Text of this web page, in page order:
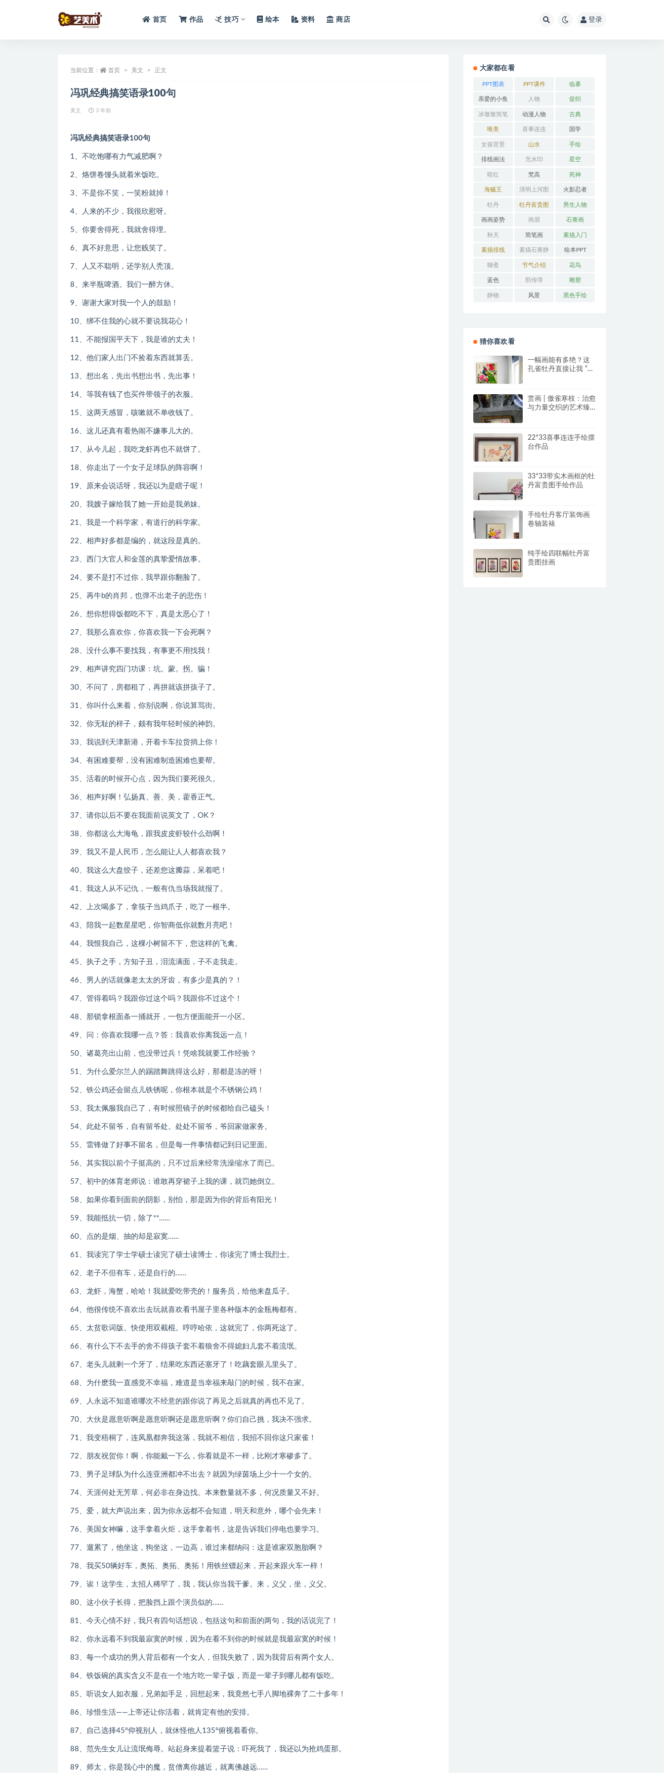
首页 作品 技巧 绘本 资料 商店 登录
当前位置： 首页 美文 正文
冯巩经典搞笑语录100句
美文 3 年前
冯巩经典搞笑语录100句
1、不吃饱哪有力气减肥啊？
2、烙饼卷馒头就着米饭吃。
3、不是你不笑，一笑粉就掉！
4、人来的不少，我很欣慰呀。
5、你要舍得死，我就舍得埋。
6、真不好意思，让您贱笑了。
7、人又不聪明，还学别人秃顶。
8、来半瓶啤酒。我们一醉方休。
9、谢谢大家对我一个人的鼓励！
10、绑不住我的心就不要说我花心！
11、不能报国平天下，我是谁的丈夫！
12、他们家人出门不捡着东西就算丢。
13、想出名，先出书想出书，先出事！
14、等我有钱了也买件带领子的衣服。
15、这两天感冒，咳嗽就不单收钱了。
16、这儿还真有看热闹不嫌事儿大的。
17、从今儿起，我吃龙虾再也不就饼了。
18、你走出了一个女子足球队的阵容啊！
19、原来会说话呀，我还以为是瞎子呢！
20、我嫂子嫁给我了她一开始是我弟妹。
21、我是一个科学家，有道行的科学家。
22、相声好多都是编的，就这段是真的。
23、西门大官人和金莲的真挚爱情故事。
24、要不是打不过你，我早跟你翻脸了。
25、再牛b的肖邦，也弹不出老子的悲伤！
26、想你想得饭都吃不下，真是太恶心了！
27、我那么喜欢你，你喜欢我一下会死啊？
28、没什么事不要找我，有事更不用找我！
29、相声讲究四门功课：坑。蒙。拐。骗！
30、不问了，房都租了，再拼就该拼孩子了。
31、你叫什么来着，你别说啊，你说算骂街。
32、你无耻的样子，颇有我年轻时候的神韵。
33、我说到天津新港，开着卡车拉货捎上你！
34、有困难要帮，没有困难制造困难也要帮。
35、活着的时候开心点，因为我们要死很久。
36、相声好啊！弘扬真、善、美，藿香正气。
37、请你以后不要在我面前说英文了，OK？
38、你都这么大海龟，跟我皮皮虾较什么劲啊！
39、我又不是人民币，怎么能让人人都喜欢我？
40、我这么大盘饺子，还差您这瓣蒜，呆着吧！
41、我这人从不记仇，一般有仇当场我就报了。
42、上次喝多了，拿筷子当鸡爪子，吃了一根半。
43、陪我一起数星星吧，你智商低你就数月亮吧！
44、我恨我自己，这棵小树留不下，您这样的飞禽。
45、执子之手，方知子丑，泪流满面，子不走我走。
46、男人的话就像老太太的牙齿，有多少是真的？！
47、管得着吗？我跟你过这个吗？我跟你不过这个！
48、那锁拿根面条一捅就开，一包方便面能开一小区。
49、问：你喜欢我哪一点？答：我喜欢你离我远一点！
50、诸葛亮出山前，也没带过兵！凭啥我就要工作经验？
51、为什么爱尔兰人的踢踏舞跳得这么好，那都是冻的呀！
52、铁公鸡还会留点儿铁锈呢，你根本就是个不锈钢公鸡！
53、我太佩服我自己了，有时候照镜子的时候都给自己磕头！
54、此处不留爷，自有留爷处。处处不留爷，爷回家做家务。
55、雷锋做了好事不留名，但是每一件事情都记到日记里面。
56、其实我以前个子挺高的，只不过后来经常洗澡缩水了而已。
57、初中的体育老师说：谁敢再穿裙子上我的课，就罚她倒立。
58、如果你看到面前的阴影，别怕，那是因为你的背后有阳光！
59、我能抵抗一切，除了**……
60、点的是烟、抽的却是寂寞……
61、我读完了学士学硕士读完了硕士读博士，你读完了博士我烈士。
62、老子不但有车，还是自行的……
63、龙虾，海蟹，哈哈！我就爱吃带壳的！服务员，给他来盘瓜子。
64、他很传统不喜欢出去玩就喜欢看书屋子里各种版本的金瓶梅都有。
65、太贫歌词版。快使用双截棍。哼哼哈依，这就完了，你两死这了。
66、有什么下不去手的舍不得孩子套不着狼舍不得媳妇儿套不着流氓。
67、老头儿就剩一个牙了，结果吃东西还塞牙了！吃藕套眼儿里头了。
68、为什麽我一直感觉不幸福，难道是当幸福来敲门的时候，我不在家。
69、人永远不知道谁哪次不经意的跟你说了再见之后就真的再也不见了。
70、大伙是愿意听啊是愿意听啊还是愿意听啊？你们自己挑，我决不强求。
71、我变梧桐了，连凤凰都奔我这落，我就不相信，我招不回你这只家雀！
72、朋友祝贺你！啊，你能戴一下么，你看就是不一样，比刚才寒碜多了。
73、男子足球队为什么连亚洲都冲不出去？就因为绿茵场上少十一个女的。
74、天涯何处无芳草，何必非在身边找。本来数量就不多，何况质量又不好。
75、爱，就大声说出来，因为你永远都不会知道，明天和意外，哪个会先来！
76、美国女神嘛，这手拿着火炬，这手拿着书，这是告诉我们停电也要学习。
77、遛累了，他坐这，狗坐这，一边高，谁过来都纳闷：这是谁家双胞胎啊？
78、我买50辆好车，奥拓、奥拓、奥拓！用铁丝镖起来，开起来跟火车一样！
79、诶！这学生，太招人稀罕了，我，我认你当我干爹。来，义父，坐，义父。
80、这小伙子长得，把脸挡上跟个演员似的……
81、今天心情不好，我只有四句话想说，包括这句和前面的两句，我的话说完了！
82、你永远看不到我最寂寞的时候，因为在看不到你的时候就是我最寂寞的时候！
83、每一个成功的男人背后都有一个女人，但我失败了，因为我背后有两个女人。
84、铁饭碗的真实含义不是在一个地方吃一辈子饭，而是一辈子到哪儿都有饭吃。
85、听说女人如衣服，兄弟如手足，回想起来，我竟然七手八脚地裸奔了二十多年！
86、珍惜生活——上帝还让你活着，就肯定有他的安排。
87、自己选择45°仰视别人，就休怪他人135°俯视着看你。
88、范先生女儿让流氓侮辱。站起身来提着篮子说：吓死我了，我还以为抢鸡蛋那。
89、师太，你是我心中的魔，贫僧离你越近，就离佛越远……
大家都在看
PPT图表 PPT课件 临摹
亲爱的小鱼 人物 促织
冰墩墩简笔
画
动漫人物 古典
唯美 喜事连连 国学
女孩背景 山水 手绘
排线画法 无水印 星空
暗红 梵高 死神
海贼王 清明上河图 火影忍者
牡丹 牡丹富贵图 男生人物
画画姿势 画眉 石膏画
秋天 简笔画 素描入门
素描排线 素描石膏静
物
绘本PPT
聊斋 节气介绍 花鸟
蓝色 郭传璋 雕塑
静物 风景 黑色手绘
猜你喜欢看
一幅画能有多绝？这
孔雀牡丹直接让我 “哇
赏画 | 傲雀寒枝：治愈
与力量交织的艺术臻
22*33喜事连连手绘摆
台作品
33*33带实木画框的牡
丹富贵图手绘作品
手绘牡丹客厅装饰画
卷轴装裱
纯手绘四联幅牡丹富
贵图挂画